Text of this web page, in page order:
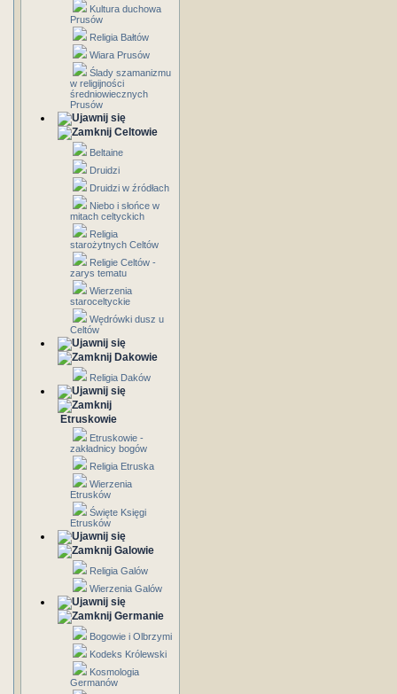
Kultura duchowa
Prusów
Religia Bałtów
Wiara Prusów
Ślady szamanizmu
w religijności
średniowiecznych
Prusów
Celtowie
Beltaine
Druidzi
Druidzi w źródłach
Niebo i słońce w
mitach celtyckich
Religia
starożytnych Celtów
Religie Celtów -
zarys tematu
Wierzenia
staroceltyckie
Wędrówki dusz u
Celtów
Dakowie
Religia Daków
Etruskowie
Etruskowie -
zakładnicy bogów
Religia Etruska
Wierzenia
Etrusków
Święte Księgi
Etrusków
Galowie
Religia Galów
Wierzenia Galów
Germanie
Bogowie i Olbrzymi
Kodeks Królewski
Kosmologia
Germanów